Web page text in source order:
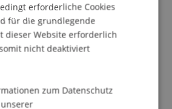
Startschuss Abi lernst du
zahlreicher Hochschulen
über das duale Studium
Außerdem
erforderliche Cookies
für die grundlegende
dieser Website erforderlich
nicht deaktiviert
zum Datenschutz